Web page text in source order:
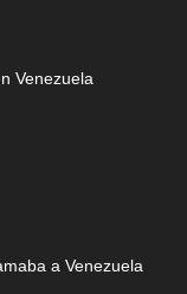
Venezuela
a Venezuela